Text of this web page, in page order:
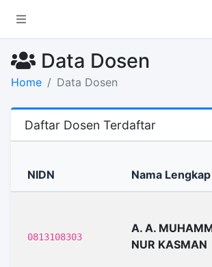
Data Dosen
Home Data Dosen
Daftar Dosen Terdaftar
NIDN Nama Lengkap
0813108303
A. A.
NUR KASMAN